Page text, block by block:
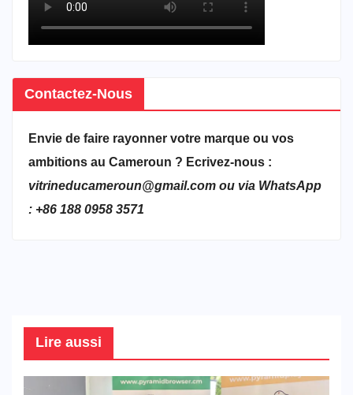
Contactez-Nous
Envie de faire rayonner votre marque ou vos
ambitions au Cameroun ? Ecrivez-nous :
vitrineducameroun@gmail.com ou via WhatsApp
: +86 188 0958 3571
Lire aussi